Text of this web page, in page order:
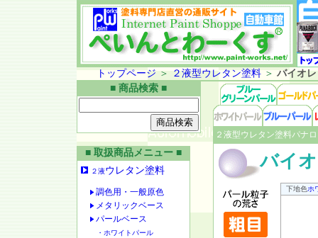
トップページ ＞ ２液型ウレタン塗料＞ バイオ
■ 商品検索 ■
■ 取扱商品メニュー ■
２液ウレタン塗料
調色用・一般原色
メタリックベース
パールベース
・ホワイトパール
２液型ウレタン塗料パナ
バイ
下地色ホ